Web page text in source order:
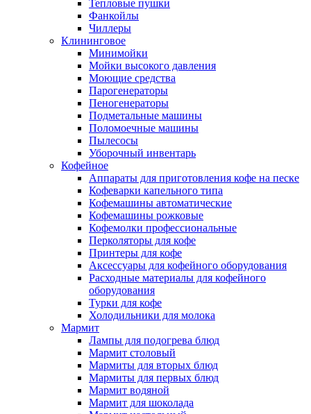
Тепловые пушки
Фанкойлы
Чиллеры
Клининговое
Минимойки
Мойки высокого давления
Моющие средства
Парогенераторы
Пеногенераторы
Подметальные машины
Поломоечные машины
Пылесосы
Уборочный инвентарь
Кофейное
Аппараты для приготовления кофе на песке
Кофеварки капельного типа
Кофемашины автоматические
Кофемашины рожковые
Кофемолки профессиональные
Перколяторы для кофе
Принтеры для кофе
Аксессуары для кофейного оборудования
Расходные материалы для кофейного
оборудования
Турки для кофе
Холодильники для молока
Мармит
Лампы для подогрева блюд
Мармит столовый
Мармиты для вторых блюд
Мармиты для первых блюд
Мармит водяной
Мармит для шоколада